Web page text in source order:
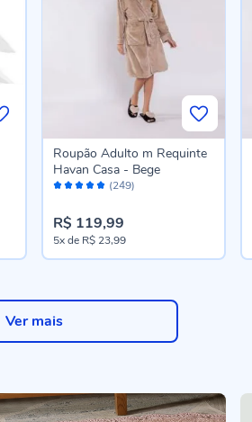
Avaliação: (249)
Roupão Adulto m Requinte
Havan Casa - Bege
R$ 119,99
5xde R$ 23,99
Ver mais